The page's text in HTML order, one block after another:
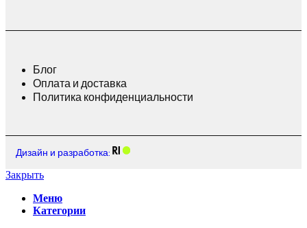
Блог
Оплата и доставка
Политика конфиденциальности
Дизайн и разработка:
Закрыть
Меню
Категории